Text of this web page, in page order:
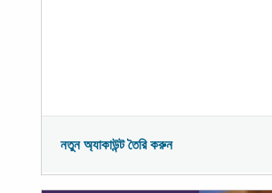
নতুন অ্যাকাউন্ট তৈরি করুন